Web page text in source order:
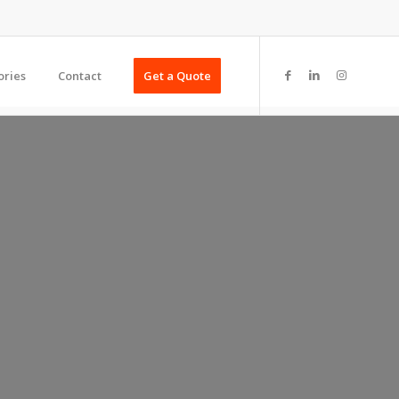
Contact Get a Quote